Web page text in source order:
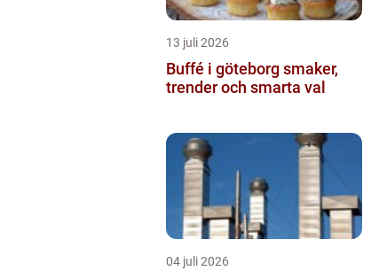
13 juli 2026
Buffé i göteborg smaker,
trender och smarta val
04 juli 2026